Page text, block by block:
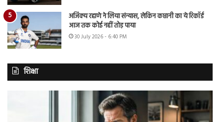
अजिंक्य रहाणे ने लिया संन्यास, लेकिन कप्तानी का ये रिकॉर्ड
आज तक कोई नहीं तोड़ पाया
30 July 2026 - 6:40 PM
शिक्षा